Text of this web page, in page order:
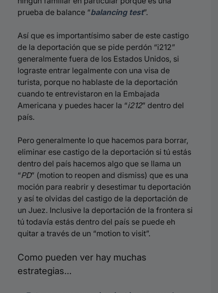
prueba de balance “balancing test”.
Así que es importantísimo saber de este castigo
de la deportación que se pide perdón “i212”
generalmente fuera de los Estados Unidos, si
lograste entrar legalmente con una visa de
turista, porque no hablaste de la deportación
cuando te entrevistaron en la Embajada
Americana y puedes hacer la “i212” dentro del
país.
Pero generalmente lo que hacemos para borrar,
eliminar ese castigo de la deportación si tú estás
dentro del país hacemos algo que se llama un
“PD” (motion to reopen and dismiss) que es una
moción para reabrir y desestimar tu deportación
y así te olvidas del castigo de la deportación de
un Juez. Inclusive la deportación de la frontera si
tú todavía estás dentro del país se puede eh
quitar a través de un “motion to visit”.
Como pueden ver hay muchas
estrategias…